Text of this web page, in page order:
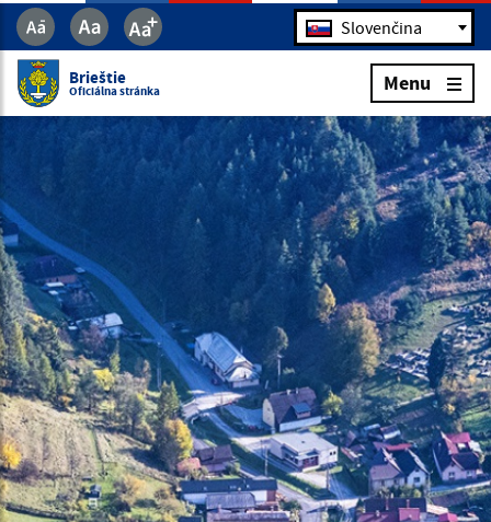
Jazyk Slovenčina
Brieštie
Oficiálna stránka Menu